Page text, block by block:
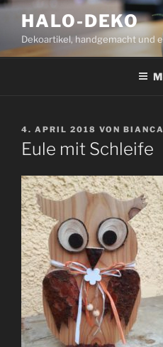
Zum
Inhalt
springen
HALO-DEKO
Dekoartikel, handgemacht und
VERÖFFENTLICHT
AM
4. APRIL 2018 VON
Eule mit Schleife